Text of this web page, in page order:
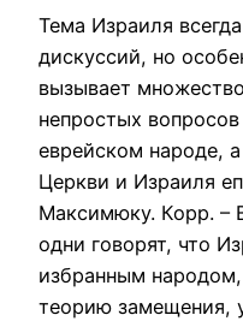
Тема Израиля
дискуссий, но
вызывает
непростых
еврейском народе,
Церкви и Израиля
Максимюку. Корр. –
одни говорят, что
избранным
теорию замещения,